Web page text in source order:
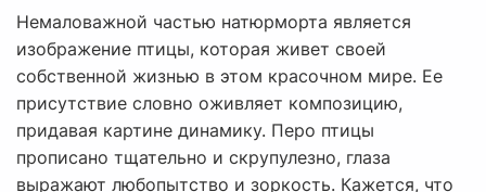
Немаловажной частью натюрморта является
изображение птицы, которая живет своей
собственной жизнью в этом красочном мире. Ее
присутствие словно оживляет композицию,
придавая картине динамику. Перо птицы
прописано тщательно и скрупулезно, глаза
выражают любопытство и зоркость. Кажется, что